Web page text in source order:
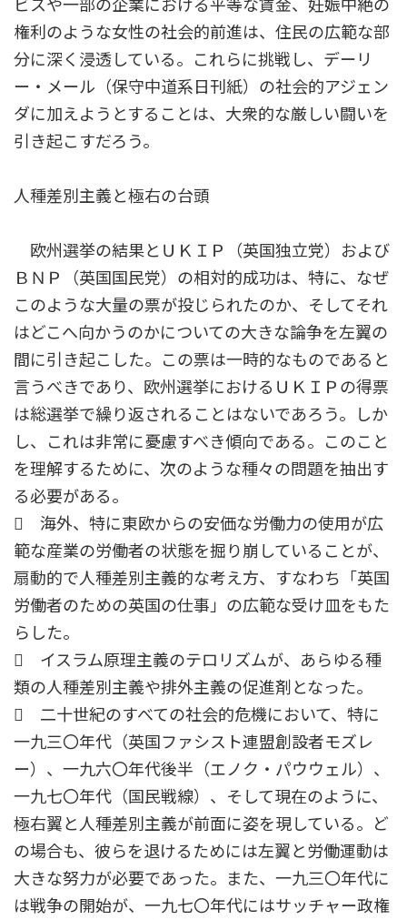
ビスや一部の企業における平等な賃金、妊娠中絶の
権利のような女性の社会的前進は、住民の広範な部
分に深く浸透している。これらに挑戦し、デーリ
ー・メール（保守中道系日刊紙）の社会的アジェン
ダに加えようとすることは、大衆的な厳しい闘いを
引き起こすだろう。
人種差別主義と極右の台頭
欧州選挙の結果とＵＫＩＰ（英国独立党）および
ＢＮＰ（英国国民党）の相対的成功は、特に、なぜ
このような大量の票が投じられたのか、そしてそれ
はどこへ向かうのかについての大きな論争を左翼の
間に引き起こした。この票は一時的なものであると
言うべきであり、欧州選挙におけるＵＫＩＰの得票
は総選挙で繰り返されることはないであろう。しか
し、これは非常に憂慮すべき傾向である。このこと
を理解するために、次のような種々の問題を抽出す
る必要がある。
 海外、特に東欧からの安価な労働力の使用が広
範な産業の労働者の状態を掘り崩していることが、
扇動的で人種差別主義的な考え方、すなわち「英国
労働者のための英国の仕事」の広範な受け皿をもた
らした。
 イスラム原理主義のテロリズムが、あらゆる種
類の人種差別主義や排外主義の促進剤となった。
 二十世紀のすべての社会的危機において、特に
一九三〇年代（英国ファシスト連盟創設者モズレ
ー）、一九六〇年代後半（エノク・パウウェル）、
一九七〇年代（国民戦線）、そして現在のように、
極右翼と人種差別主義が前面に姿を現している。ど
の場合も、彼らを退けるためには左翼と労働運動は
大きな努力が必要であった。また、一九三〇年代に
は戦争の開始が、一九七〇年代にはサッチャー政権